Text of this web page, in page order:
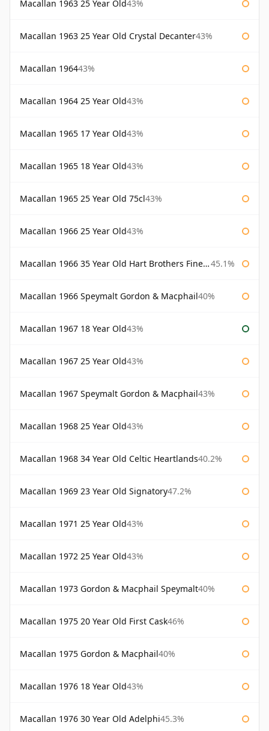
Macallan 1963 25 Year Old43%
Macallan 1963 25 Year Old Crystal Decanter43%
Macallan 196443%
Macallan 1964 25 Year Old43%
Macallan 1965 17 Year Old43%
Macallan 1965 18 Year Old43%
Macallan 1965 25 Year Old 75cl43%
Macallan 1966 25 Year Old43%
Macallan 1966 35 Year Old Hart Brothers Finest Collection 45.1%
Macallan 1966 Speymalt Gordon & Macphail40%
Macallan 1967 18 Year Old43%
Macallan 1967 25 Year Old43%
Macallan 1967 Speymalt Gordon & Macphail43%
Macallan 1968 25 Year Old43%
Macallan 1968 34 Year Old Celtic Heartlands40.2%
Macallan 1969 23 Year Old Signatory47.2%
Macallan 1971 25 Year Old43%
Macallan 1972 25 Year Old43%
Macallan 1973 Gordon & Macphail Speymalt40%
Macallan 1975 20 Year Old First Cask46%
Macallan 1975 Gordon & Macphail40%
Macallan 1976 18 Year Old43%
Macallan 1976 30 Year Old Adelphi45.3%